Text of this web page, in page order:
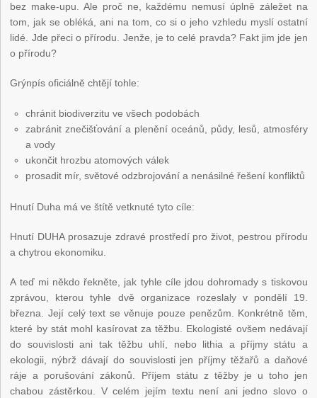
bez make-upu. Ale proč ne, každému nemusí úplně záležet na
tom, jak se obléká, ani na tom, co si o jeho vzhledu myslí ostatní
lidé. Jde přeci o přírodu. Jenže, je to celé pravda? Fakt jim jde jen
o přírodu?
Grýnpís oficiálně chtějí tohle:
chránit biodiverzitu ve všech podobách
zabránit znečišťování a plenění oceánů, půdy, lesů, atmosféry
a vody
ukončit hrozbu atomových válek
prosadit mír, světové odzbrojování a nenásilné řešení konfliktů
Hnutí Duha má ve štítě vetknuté tyto cíle:
Hnutí DUHA prosazuje zdravé prostředí pro život, pestrou přírodu
a chytrou ekonomiku.
A teď mi někdo řekněte, jak tyhle cíle jdou dohromady s tiskovou
zprávou, kterou tyhle dvě organizace rozeslaly v pondělí 19.
března. Její celý text se věnuje pouze penězům. Konkrétně těm,
které by stát mohl kasírovat za těžbu. Ekologisté ovšem nedávají
do souvislosti ani tak těžbu uhlí, nebo lithia a příjmy státu a
ekologii, nýbrž dávají do souvislosti jen příjmy těžařů a daňové
ráje a porušování zákonů. Příjem státu z těžby je u toho jen
chabou zástěrkou. V celém jejím textu není ani jedno slovo o